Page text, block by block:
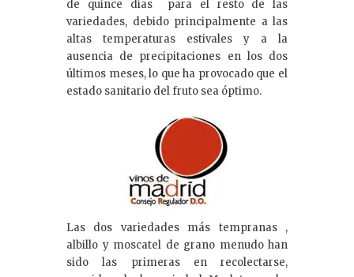
n
de quince días para el resto de las
variedades, debido principalmente a las
altas temperaturas estivales y a la
ausencia de precipitaciones en los dos
últimos meses, lo que ha provocado que el
estado sanitario del fruto sea óptimo.
Las dos variedades más tempranas ,
albillo y moscatel de grano menudo han
sido las primeras en recolectarse,